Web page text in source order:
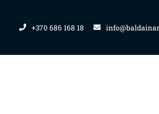
+370 686 168 18